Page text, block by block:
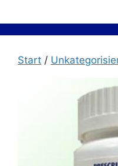
Inhalt
springen
Start /